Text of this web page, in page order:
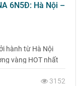
6N5Đ: Hà Nội –
hành từ Hà Nội
vàng HOT nhất
3152